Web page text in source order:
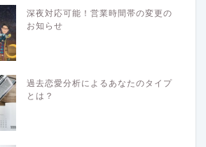
深夜対応可能！営業時間帯の変更の
お知らせ
過去恋愛分析によるあなたのタイプ
とは？